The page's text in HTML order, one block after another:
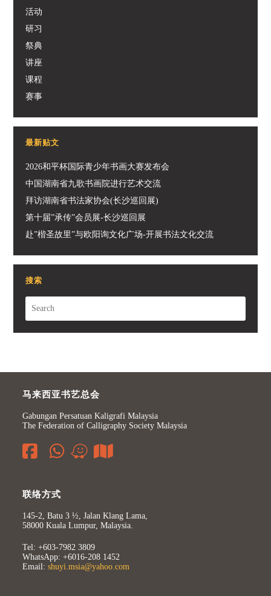
活动
研习
祭典
讲座
课程
赛事
最新贴文
2026和平杯国际青少年书画大赛发布会
中国湖南省九歌书画院进行艺术交流
拜访湖南省书法家协会(长沙巡回展)
第十届”承传”会员展-长沙巡回展
赴”楷圣故里”与欧阳询文化广场-开展书法文化交流
搜索
马来西亚书艺总会
Gabungan Persatuan Kaligrafi Malaysia
The Federation of Calligraphy Society Malaysia
联络方式
145-2, Batu 3 ½, Jalan Klang Lama,
58000 Kuala Lumpur, Malaysia.
Tel: +603-7982 3809
WhatsApp: +6016-208 1452
Email:shuyi.msia@yahoo.com